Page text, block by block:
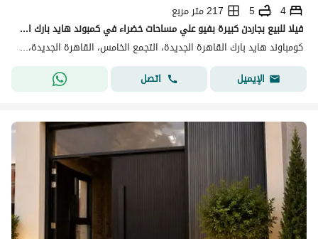
4
5
217 متر مربع
فيلا للبيع بجاردن كبيرة بفيو علي مساحات خضراء في كمبوند هايد بارك التجمع الخامس دايركت علي التسعين الجنوبي
كومباوند هايد بارك القاهرة الجديدة، التجمع الخامس، القاهرة الجديدة، القاهرة
الإيميل
اتصل